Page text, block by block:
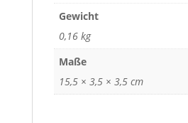
Gewicht
0,16 kg
Maße
15,5 × 3,5 × 3,5 cm